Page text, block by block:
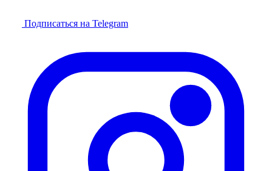
Подписаться на Telegram